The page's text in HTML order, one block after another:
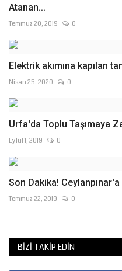
Atanan...
Temmuz 20, 2019 0
Elektrik akımına kapılan
Nisan 25, 2020 0
Urfa'da Toplu Taşımaya
Eylül 1, 2019 0
Son Dakika!
Temmuz 22, 2019 0
BIZI TAKIP EDIN